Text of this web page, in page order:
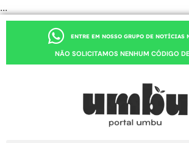
...
ENTRE EM NOSSO GRUPO DE NOTÍCIAS
NÃO SOLICITAMOS NENHUM CÓDIGO